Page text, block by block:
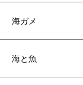
海ガメ
海と魚